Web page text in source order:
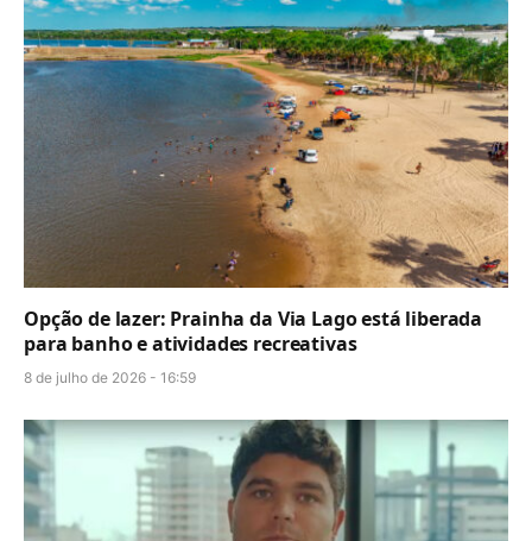
Opção de lazer: Prainha da Via Lago está liberada
para banho e atividades recreativas
8 de julho de 2026 - 16:59